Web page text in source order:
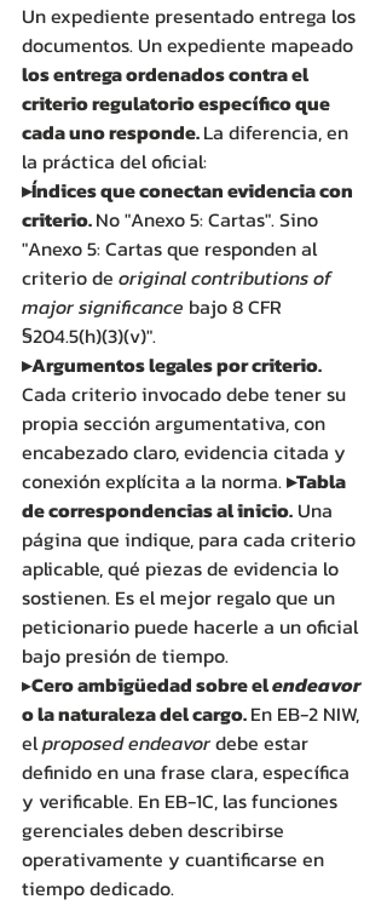
Un expediente presentado entrega los
documentos. Un expediente mapeado
los entrega ordenados contra el
criterio regulatorio específico que
cada uno responde. La diferencia, en
la práctica del oficial:
▸Índices que conectan evidencia con
criterio. No "Anexo 5: Cartas". Sino
"Anexo 5: Cartas que responden al
criterio de original contributions of
major significance bajo 8 CFR
§204.5(h)(3)(v)".
▸Argumentos legales por criterio.
Cada criterio invocado debe tener su
propia sección argumentativa, con
encabezado claro, evidencia citada y
conexión explícita a la norma. ▸Tabla
de correspondencias al inicio. Una
página que indique, para cada criterio
aplicable, qué piezas de evidencia lo
sostienen. Es el mejor regalo que un
peticionario puede hacerle a un oficial
bajo presión de tiempo.
▸Cero ambigüedad sobre el endeavor
o la naturaleza del cargo. En EB-2 NIW,
el proposed endeavor debe estar
definido en una frase clara, específica
y verificable. En EB-1C, las funciones
gerenciales deben describirse
operativamente y cuantificarse en
tiempo dedicado.